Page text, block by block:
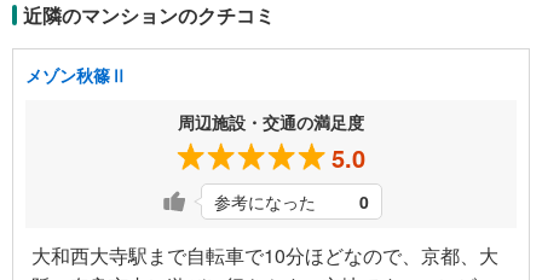
近隣のマンションのクチコミ
メゾン秋篠Ⅱ
周辺施設・交通の満足度
5.0
参考になった 0
大和西大寺駅まで自転車で10分ほどなので、京都、大